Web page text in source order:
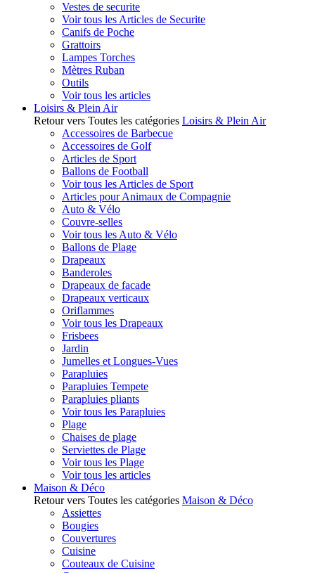
Vestes de securite
Voir tous les Articles de Securite
Canifs de Poche
Grattoirs
Lampes Torches
Mètres Ruban
Outils
Voir tous les articles
Loisirs & Plein Air
Retour vers Toutes les catégories Loisirs & Plein Air
Accessoires de Barbecue
Accessoires de Golf
Articles de Sport
Ballons de Football
Voir tous les Articles de Sport
Articles pour Animaux de Compagnie
Auto & Vélo
Couvre-selles
Voir tous les Auto & Vélo
Ballons de Plage
Drapeaux
Banderoles
Drapeaux de facade
Drapeaux verticaux
Oriflammes
Voir tous les Drapeaux
Frisbees
Jardin
Jumelles et Longues-Vues
Parapluies
Parapluies Tempete
Parapluies pliants
Voir tous les Parapluies
Plage
Chaises de plage
Serviettes de Plage
Voir tous les Plage
Voir tous les articles
Maison & Déco
Retour vers Toutes les catégories Maison & Déco
Assiettes
Bougies
Couvertures
Cuisine
Couteaux de Cuisine